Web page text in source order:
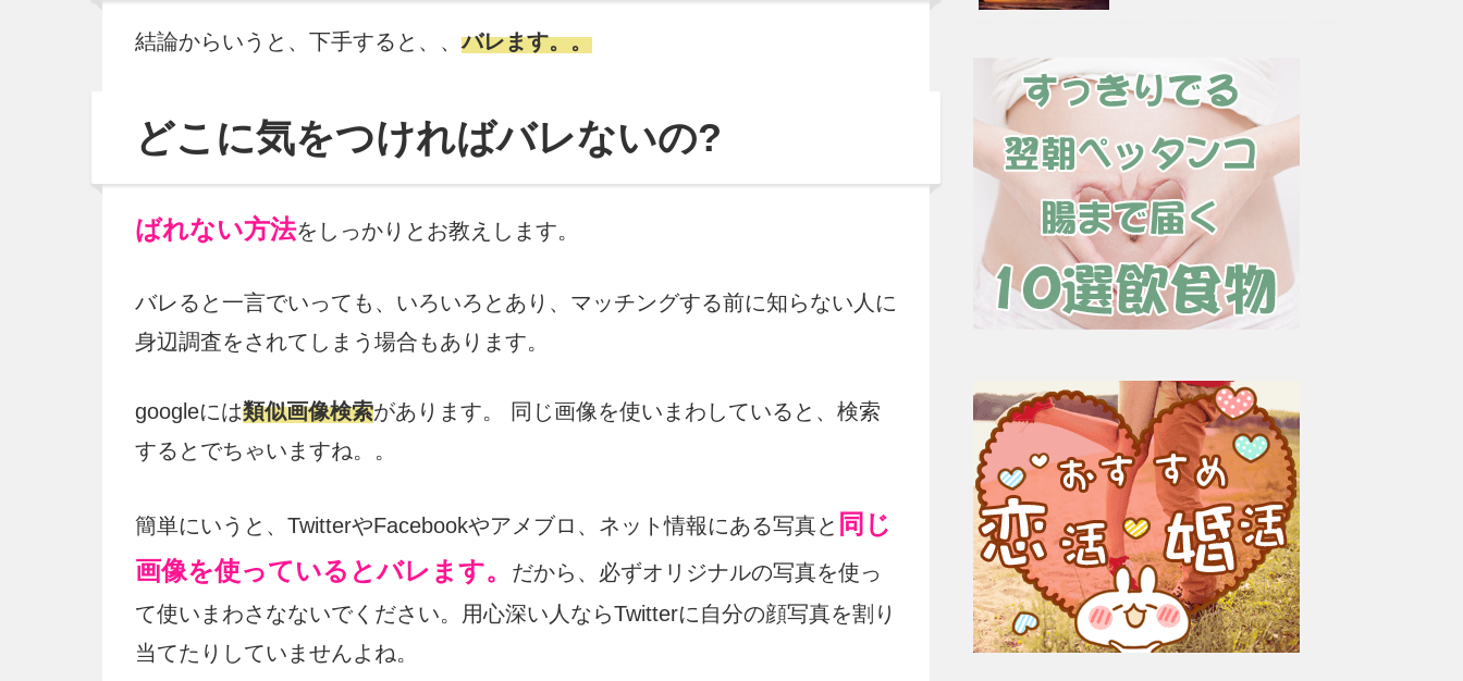
結論からいうと、下手すると、、バレます。。
どこに気をつければバレないの?
ばれない方法をしっかりとお教えします。
バレると一言でいっても、いろいろとあり、マッチングする前に知らない人に
身辺調査をされてしまう場合もあります。
googleには類似画像検索があります。 同じ画像を使いまわしていると、検索
するとでちゃいますね。。
簡単にいうと、TwitterやFacebookやアメブロ、ネット情報にある写真と 同じ
画像を使っているとバレます。
だから、必ずオリジナルの写真を使っ
て使いまわさなないでください。用心深い人ならTwitterに自分の顔写真を割り
当てたりしていませんよね。